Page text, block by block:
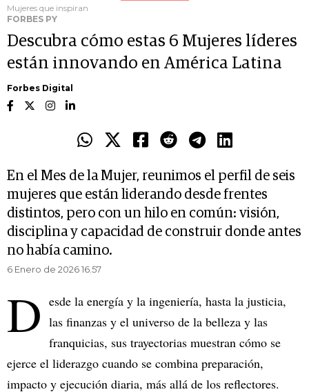
Mujeres que inspiran
FORBES PY
Descubra cómo estas 6 Mujeres líderes
están innovando en América Latina
Forbes Digital
En el Mes de la Mujer, reunimos el perfil de seis
mujeres que están liderando desde frentes
distintos, pero con un hilo en común: visión,
disciplina y capacidad de construir donde antes
no había camino.
6 Enero de 2026 16.57
D esde la energía y la ingeniería, hasta la justicia,
las finanzas y el universo de la belleza y las
franquicias, sus trayectorias muestran cómo se
ejerce el liderazgo cuando se combina preparación,
impacto y ejecución diaria, más allá de los reflectores.